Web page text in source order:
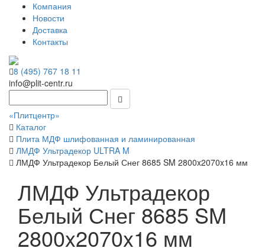
Компания
Новости
Доставка
Контакты
8 (495) 767 18 11
info@plit-centr.ru
«Плитцентр»
Каталог
Плита МДФ шлифованная и ламинированная
ЛМДФ Ультрадекор ULTRA M
ЛМДФ Ультрадекор Белый Снег 8685 SM 2800x2070x16 мм
ЛМДФ Ультрадекор
Белый Снег 8685 SM
2800x2070x16 мм